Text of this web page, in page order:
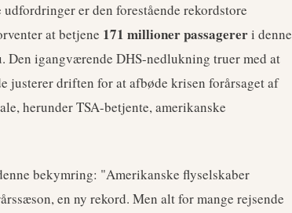
er den forestående rekordstore
at betjene 171 millioner passagereri denne
igangværende DHS-nedlukning truer med at
justerer driften for at afbøde krisen forårsaget af
herunder TSA-betjente, amerikanske
bekymring: "Amerikanske flyselskaber
en ny rekord. Men alt for mange rejsende